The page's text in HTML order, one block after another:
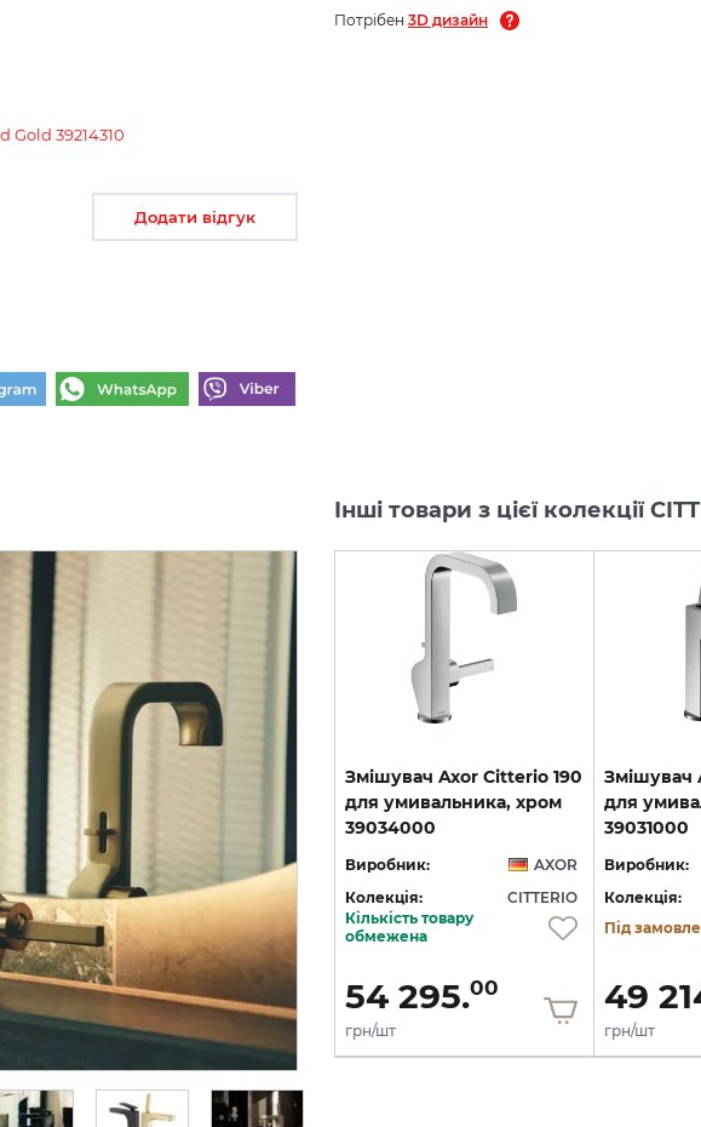
Потрібен 3D дизайн
Gold 39214310
Додати відгук
Інші товари з цієї колекції
222
зі стіни на 3 отвори, хром 39442000
AXOR
виставковий взірець
optic 41733990
Виробник:
AXOR
Колекція:
CITTERIO
Під замовлення
9 724.
5 834.
грн/шт
Змішувач Axor Citterio 190
для умивальника, хром
39034000
Виробник:
AXOR
Колекція:
CITTERIO
Кількість товару
обмежена
54 295.00
грн/шт
Змішувач
для
39031000
Виробник:
Колекція:
Під
49
грн/шт